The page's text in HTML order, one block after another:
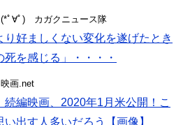
ﾟ∀ﾟ)ゞカガクニュース隊
り好ましくない変化を遂げたとき
を感じる」・・・・
画.net
続編映画、2020年1月米公開！こ
出す人多いだろう【画像】